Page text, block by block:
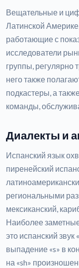
Вещательные и
Латинской
работающие с
исследователи
группы, регулярно
него также
подкастеры, а
команды,
Диалекты и
Испанский язык
пиренейский
региональными
мексиканский,
Наиболее
это испанский
выпадение «s» в
на «sh»